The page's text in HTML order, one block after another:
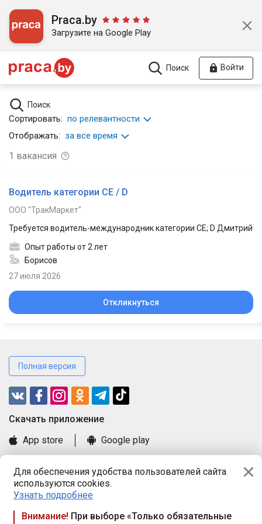
Для обеспечения удобства пользователей сайта
используются cookies.
Узнать подробнее
Внимание! При выборе «Только обязательные
Praca.by
Загрузите на Google Play
Поиск Войти
Поиск
Сортировать: по релевантности
Отображать: за все время
1 вакансия
Водитель категории СЕ / D
ООО "ТракМаркет"
Требуется водитель-международник категории СE; D Дмитрий
Опыт работы от 2 лет
Борисов
27 июля 2026
Откликнуться
Полная версия
Cкачать приложение
App store
Google play
Книга замечаний и предложений
Правила и документы
Praca.by © 2000—2026, ООО «ПРАЦА БАЙ»